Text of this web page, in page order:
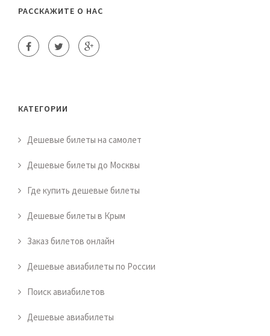
РАССКАЖИТЕ О НАС
КАТЕГОРИИ
Дешевые билеты на самолет
Дешевые билеты до Москвы
Где купить дешевые билеты
Дешевые билеты в Крым
Заказ билетов онлайн
Дешевые авиабилеты по России
Поиск авиабилетов
Дешевые авиабилеты